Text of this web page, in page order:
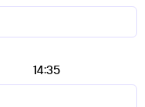
14:35